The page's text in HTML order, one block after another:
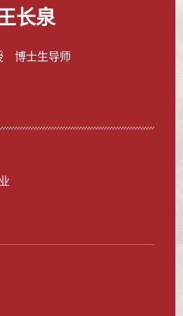
长泉
博士生导师